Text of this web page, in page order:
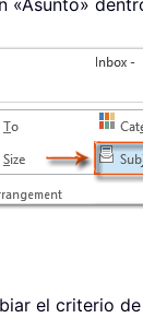
«Asunto»
el criterio